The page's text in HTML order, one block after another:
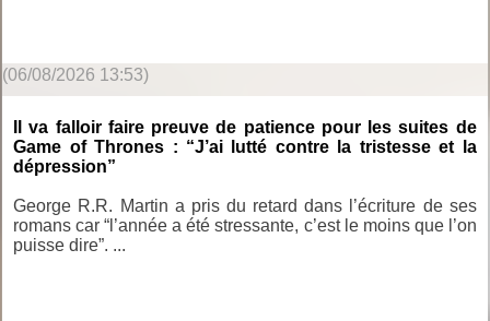
(06/08/2026 13:53)
Il va falloir faire preuve de patience pour les suites de
Game of Thrones : “J’ai lutté contre la tristesse et la
dépression”
George R.R. Martin a pris du retard dans l’écriture de ses
romans car “l’année a été stressante, c’est le moins que l’on
puisse dire”. ...